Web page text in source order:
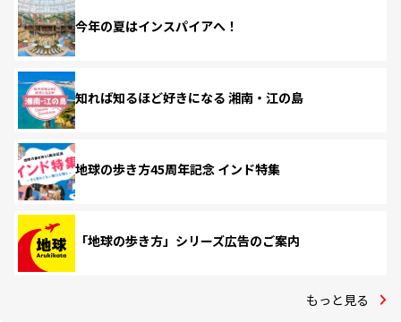
今年の夏はインスパイアへ！
知れば知るほど好きになる 湘南・江の島
地球の歩き方45周年記念 インド特集
「地球の歩き方」シリーズ広告のご案内
もっと見る